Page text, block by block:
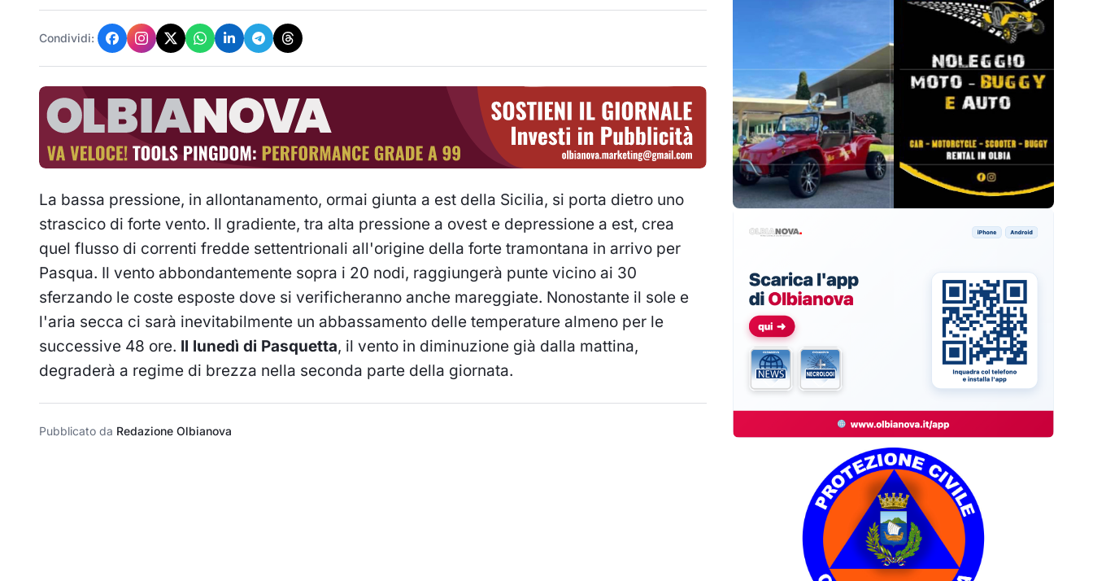
Condividi:
La bassa pressione, in allontanamento, ormai giunta a est della Sicilia, si porta dietro uno
strascico di forte vento. Il gradiente, tra alta pressione a ovest e depressione a est, crea
quel flusso di correnti fredde settentrionali all'origine della forte tramontana in arrivo per
Pasqua. Il vento abbondantemente sopra i 20 nodi, raggiungerà punte vicino ai 30
sferzando le coste esposte dove si verificheranno anche mareggiate. Nonostante il sole e
l'aria secca ci sarà inevitabilmente un abbassamento delle temperature almeno per le
successive 48 ore. Il lunedì di Pasquetta, il vento in diminuzione già dalla mattina,
degraderà a regime di brezza nella seconda parte della giornata.
Pubblicato da Redazione Olbianova